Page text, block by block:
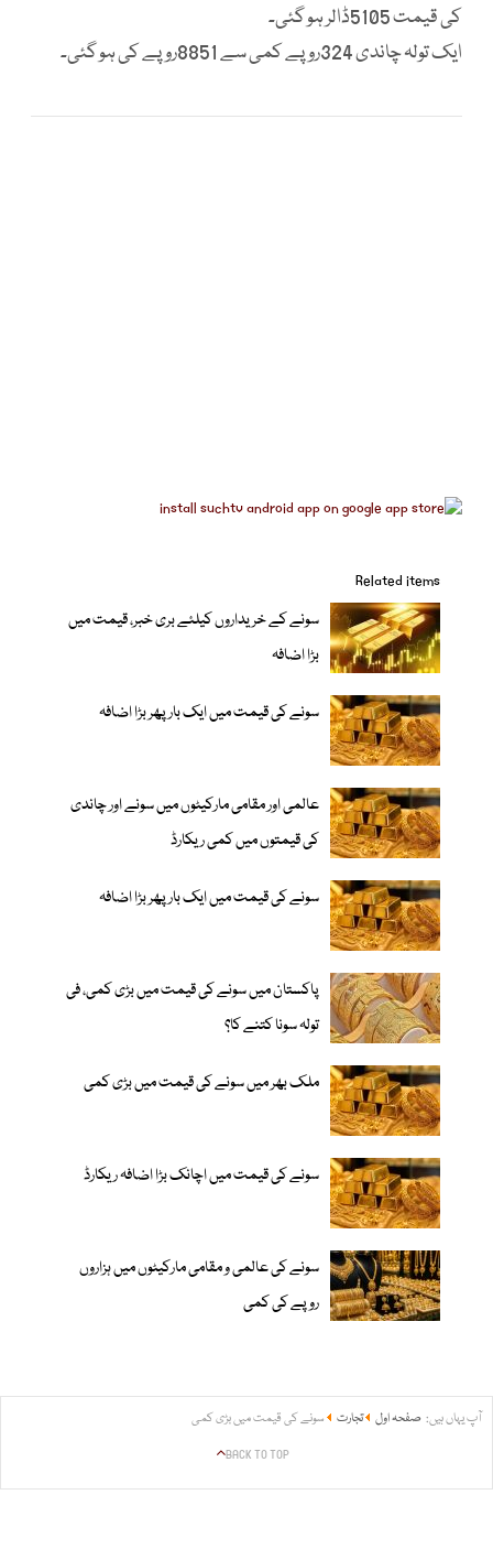
کی قیمت 5105ڈالر ہو گئی۔
ایک تولہ چاندی 324روپے کمی سے 8851روپے کی ہو گئی۔
Related items
سونے کے خریداروں کیلئے بری خبر، قیمت میں
بڑا اضافہ
سونے کی قیمت میں ایک بار پھر بڑا اضافہ
عالمی اور مقامی مارکیٹوں میں سونے اور چاندی
کی قیمتوں میں کمی ریکارڈ
سونے کی قیمت میں ایک بار پھر بڑا اضافہ
پاکستان میں سونے کی قیمت میں بڑی کمی، فی
تولہ سونا کتنے کا؟
ملک بھر میں سونے کی قیمت میں بڑی کمی
سونے کی قیمت میں اچانک بڑا اضافہ ریکارڈ
سونے کی عالمی و مقامی مارکیٹوں میں ہزاروں
روپے کی کمی
آپ یہاں ہیں: صفحہ اول تجارت سونے کی قیمت میں بڑی کمی
BACK TO TOP